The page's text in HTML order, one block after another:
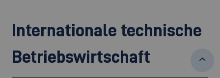
Internationale technische
Betriebswirtschaft